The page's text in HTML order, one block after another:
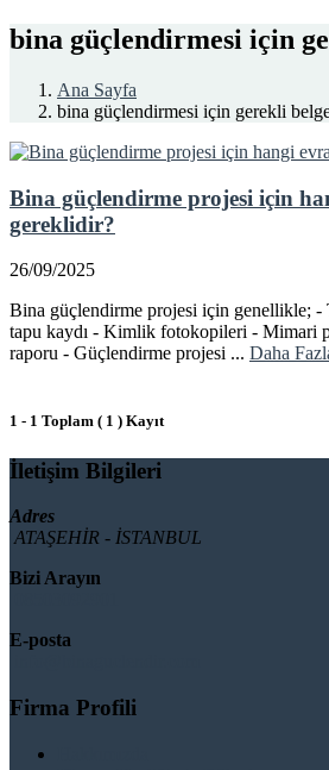
bina güçlendirmesi için
Ana Sayfa
bina güçlendirmesi için gerekli
Bina güçlendirme projesi için
gereklidir?
26/09/2025
Bina güçlendirme projesi için genellikle; -
tapu kaydı - Kimlik fotokopileri - Mimari
raporu - Güçlendirme projesi ... Daha
1 - 1 Toplam ( 1 ) Kayıt
İletişim Bilgileri
Adres
ATAŞEHİR - İSTANBUL
Bizi Arayın
E-posta
Firma Profili